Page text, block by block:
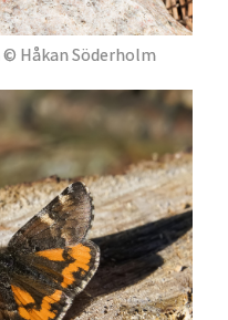
© Håkan Söderholm